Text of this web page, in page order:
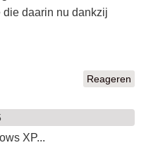
die daarin nu dankzij
Reageren
XP...